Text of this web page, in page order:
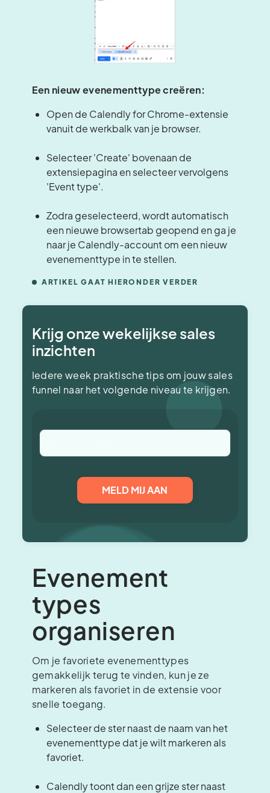
Een nieuw evenementtype creëren:
Open de Calendly for Chrome-extensie
vanuit de werkbalk van je browser.
Selecteer 'Create' bovenaan de
extensiepagina en selecteer vervolgens
'Event type'.
Zodra geselecteerd, wordt automatisch
een nieuwe browsertab geopend en ga je
naar je Calendly-account om een nieuw
evenementtype in te stellen.
ARTIKEL GAAT HIERONDER VERDER
Krijg onze wekelijkse sales
inzichten
Iedere week praktische tips om jouw sales
funnel naar het volgende niveau te krijgen.
Evenement
types
organiseren
Om je favoriete evenementtypes
gemakkelijk terug te vinden, kun je ze
markeren als favoriet in de extensie voor
snelle toegang.
Selecteer de ster naast de naam van het
evenementtype dat je wilt markeren als
favoriet.
Calendly toont dan een grijze ster naast